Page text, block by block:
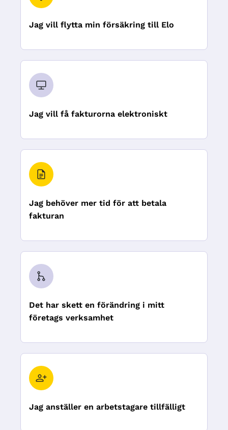
Jag vill flytta min försäkring till Elo
Jag vill få fakturorna elektroniskt
Jag behöver mer tid för att betala
fakturan
Det har skett en förändring i mitt
företags verksamhet
Jag anställer en arbetstagare tillfälligt